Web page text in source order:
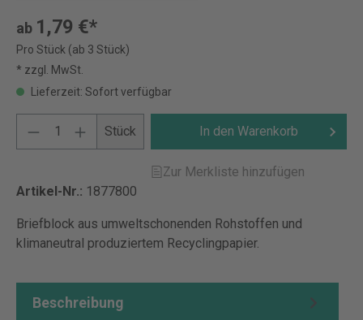
ab 1,79 €*
Pro Stück (ab 3 Stück)
* zzgl. MwSt.
Lieferzeit: Sofort verfügbar
Stück In den Warenkorb
Zur Merkliste hinzufügen
Artikel-Nr.: 1877800
Briefblock aus umweltschonenden Rohstoffen und
klimaneutral produziertem Recyclingpapier.
Beschreibung